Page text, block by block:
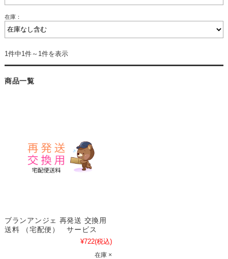
在庫：
1件中1件～1件を表示
商品一覧
ブランアンジェ 再発送 交換用
送料 （宅配便） サービス
¥722(税込)
在庫 ×